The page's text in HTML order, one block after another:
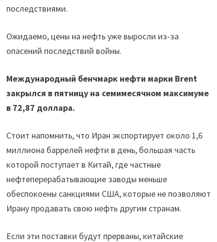
последствиями.
Ожидаемо, цены на нефть уже выросли из-за
опасений последствий войны.
Международный бенчмарк нефти марки Brent
закрылся в пятницу на семимесячном максимуме
в 72,87 доллара.
Стоит напомнить, что Иран экспортирует около 1,6
миллиона баррелей нефти в день, большая часть
которой поступает в Китай, где частные
нефтеперерабатывающие заводы меньше
обеспокоены санкциями США, которые не позволяют
Ирану продавать свою нефть другим странам.
Если эти поставки будут прерваны, китайские